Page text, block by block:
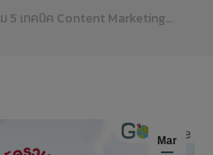
5 เทคนิค Content Marketing…
Mar